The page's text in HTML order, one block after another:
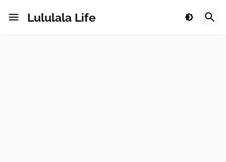
Lululala Life